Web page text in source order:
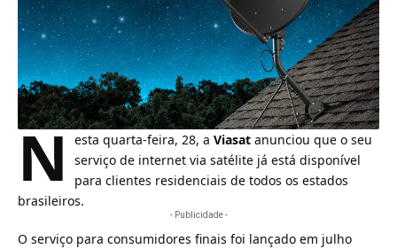
N esta quarta-feira, 28, a Viasat anunciou que o seu
serviço de internet via satélite já está disponível
para clientes residenciais de todos os estados
brasileiros.
- Publicidade -
O serviço para consumidores finais foi lançado em julho